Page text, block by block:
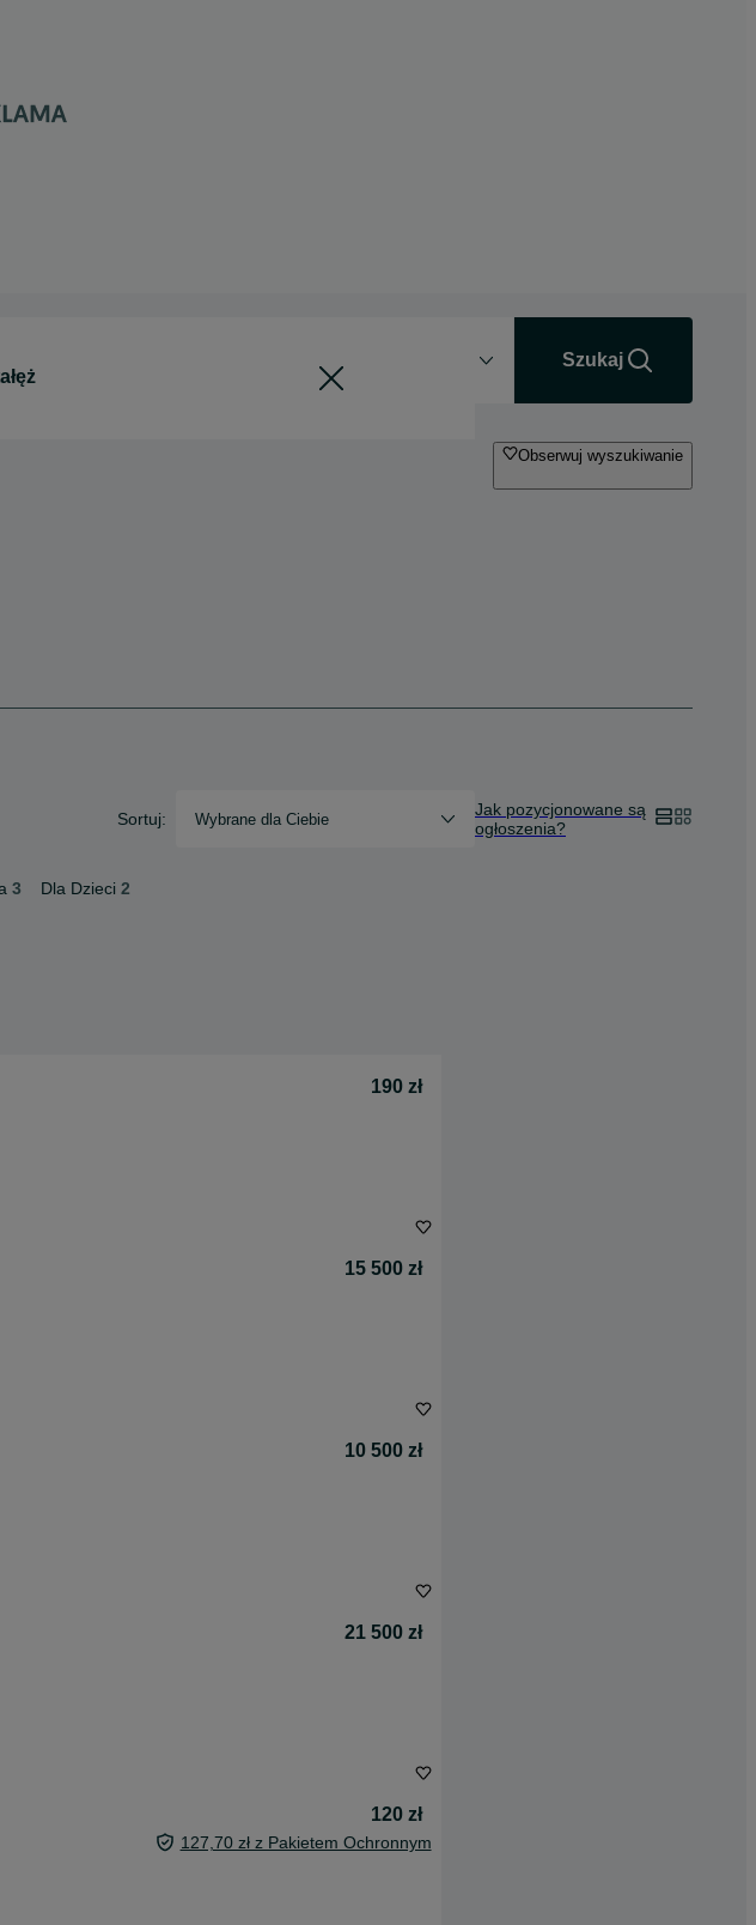
Szukaj
Obserwuj wyszukiwanie
Sortuj: Wybrane dla Ciebie
Jak pozycjonowane są
ogłoszenia?
3 Dla Dzieci 2
190 zł
15 500 zł
10 500 zł
21 500 zł
120 zł
127,70 zł z Pakietem Ochronnym